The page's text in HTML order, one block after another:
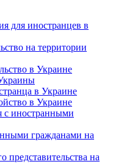
для иностранцев в
на территории
в Украине
в Украине
в Украине
с иностранными
гражданами на
представительства на